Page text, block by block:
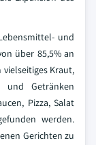
und
über 85,5% an
vielseitiges Kraut,
Getränken
Pizza, Salat
werden.
Gerichten zu